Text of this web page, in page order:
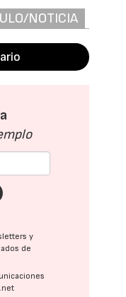
NOTICIA
y
de